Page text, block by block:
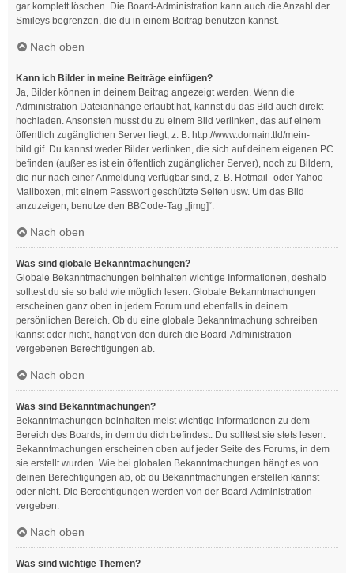
gar komplett löschen. Die Board-Administration kann auch die Anzahl der
Smileys begrenzen, die du in einem Beitrag benutzen kannst.
Nach oben
Kann ich Bilder in meine Beiträge einfügen?
Ja, Bilder können in deinem Beitrag angezeigt werden. Wenn die
Administration Dateianhänge erlaubt hat, kannst du das Bild auch direkt
hochladen. Ansonsten musst du zu einem Bild verlinken, das auf einem
öffentlich zugänglichen Server liegt, z. B. http://www.domain.tld/mein-
bild.gif. Du kannst weder Bilder verlinken, die sich auf deinem eigenen PC
befinden (außer es ist ein öffentlich zugänglicher Server), noch zu Bildern,
die nur nach einer Anmeldung verfügbar sind, z. B. Hotmail- oder Yahoo-
Mailboxen, mit einem Passwort geschützte Seiten usw. Um das Bild
anzuzeigen, benutze den BBCode-Tag „[img]“.
Nach oben
Was sind globale Bekanntmachungen?
Globale Bekanntmachungen beinhalten wichtige Informationen, deshalb
solltest du sie so bald wie möglich lesen. Globale Bekanntmachungen
erscheinen ganz oben in jedem Forum und ebenfalls in deinem
persönlichen Bereich. Ob du eine globale Bekanntmachung schreiben
kannst oder nicht, hängt von den durch die Board-Administration
vergebenen Berechtigungen ab.
Nach oben
Was sind Bekanntmachungen?
Bekanntmachungen beinhalten meist wichtige Informationen zu dem
Bereich des Boards, in dem du dich befindest. Du solltest sie stets lesen.
Bekanntmachungen erscheinen oben auf jeder Seite des Forums, in dem
sie erstellt wurden. Wie bei globalen Bekanntmachungen hängt es von
deinen Berechtigungen ab, ob du Bekanntmachungen erstellen kannst
oder nicht. Die Berechtigungen werden von der Board-Administration
vergeben.
Nach oben
Was sind wichtige Themen?